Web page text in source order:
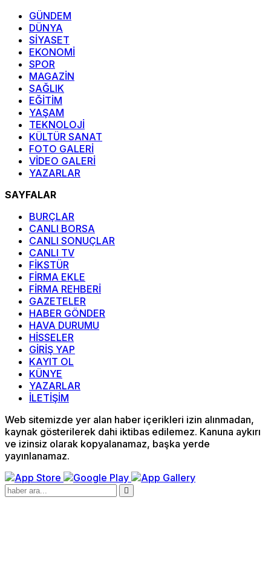
GÜNDEM
DÜNYA
SİYASET
EKONOMİ
SPOR
MAGAZİN
SAĞLIK
EĞİTİM
YAŞAM
TEKNOLOJİ
KÜLTÜR SANAT
FOTO GALERİ
VİDEO GALERİ
YAZARLAR
SAYFALAR
BURÇLAR
CANLI BORSA
CANLI SONUÇLAR
CANLI TV
FİKSTÜR
FİRMA EKLE
FİRMA REHBERİ
GAZETELER
HABER GÖNDER
HAVA DURUMU
HİSSELER
GİRİŞ YAP
KAYIT OL
KÜNYE
YAZARLAR
İLETİŞİM
Web sitemizde yer alan haber içerikleri izin alınmadan,
kaynak gösterilerek dahi iktibas edilemez. Kanuna aykırı
ve izinsiz olarak kopyalanamaz, başka yerde
yayınlanamaz.